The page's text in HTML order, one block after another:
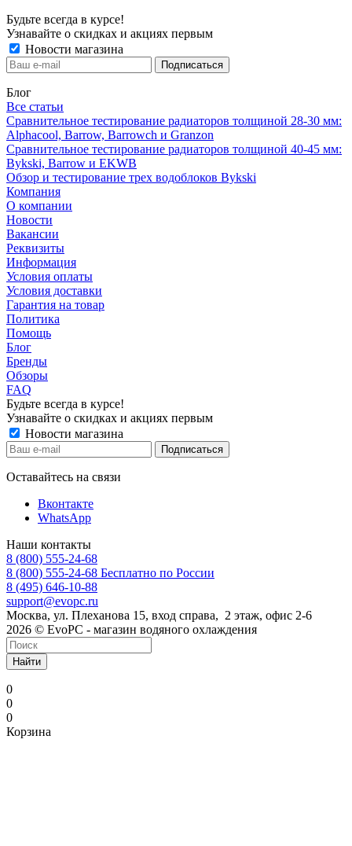
Будьте всегда в курсе!
Узнавайте о скидках и акциях первым
Новости магазина
Блог
Все статьи
Сравнительное тестирование радиаторов толщиной 28-30 мм:
Alphacool, Barrow, Barrowch и Granzon
Сравнительное тестирование радиаторов толщиной 40-45 мм:
Bykski, Barrow и EKWB
Обзор и тестирование трех водоблоков Bykski
Компания
О компании
Новости
Вакансии
Реквизиты
Информация
Условия оплаты
Условия доставки
Гарантия на товар
Политика
Помощь
Блог
Бренды
Обзоры
FAQ
Будьте всегда в курсе!
Узнавайте о скидках и акциях первым
Новости магазина
Оставайтесь на связи
Вконтакте
WhatsApp
Наши контакты
8 (800) 555-24-68
8 (800) 555-24-68 Бесплатно по России
8 (495) 646-10-88
support@evopc.ru
Москва, ул. Плеханова 15, вход справа, 2 этаж, офис 2-6
2026 © EvoPC - магазин водяного охлаждения
Найти
0
0
0
Корзина